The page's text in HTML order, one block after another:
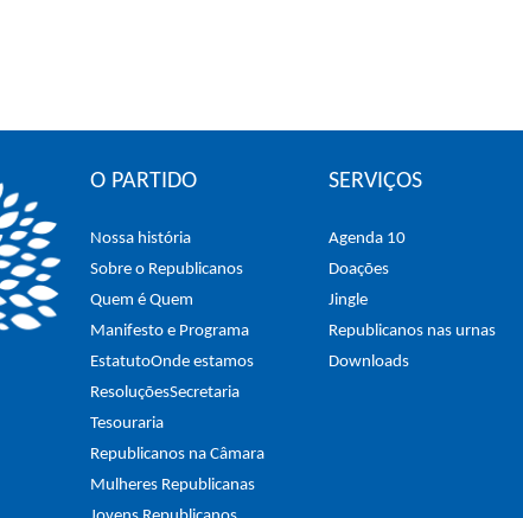
O PARTIDO
Nossa história
Sobre o Republicanos
Quem é Quem
Manifesto e Programa
EstatutoOnde estamos
ResoluçõesSecretaria
Tesouraria
Republicanos na Câmara
Mulheres Republicanas
SERVIÇOS
Agenda 10
Doações
Jingle
Republicanos nas urnas
Downloads